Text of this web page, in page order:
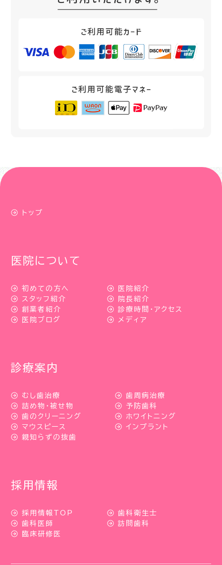
トップ
医院について
初めての方へ
医院紹介
スタッフ紹介
院長紹介
創業者紹介
診療時間・アクセス
医院ブログ
メディア
診療案内
むし歯治療
歯周病治療
詰め物・被せ物
予防歯科
歯のクリーニング
ホワイトニング
マウスピース
インプラント
親知らずの抜歯
採用情報
採用情報TOP
歯科衛生士
歯科医師
訪問歯科
臨床研修医